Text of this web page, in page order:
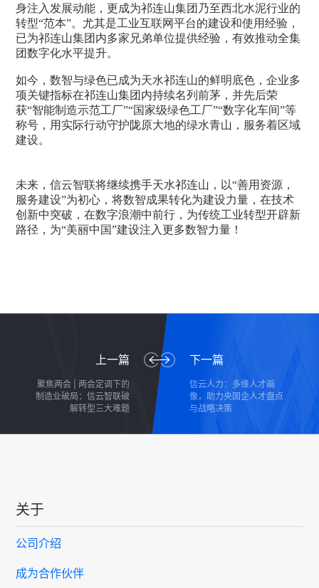
身注入发展动能，更成为祁连山集团乃至西北水泥行业的
转型“范本”。尤其是工业互联网平台的建设和使用经验，
已为祁连山集团内多家兄弟单位提供经验，有效推动全集
团数字化水平提升。
如今，数智与绿色已成为天水祁连山的鲜明底色，企业多
项关键指标在祁连山集团内持续名列前茅，并先后荣
获“智能制造示范工厂”“国家级绿色工厂”“数字化车间”等
称号，用实际行动守护陇原大地的绿水青山，服务着区域
建设。
未来，信云智联将继续携手天水祁连山，以“善用资源，
服务建设”为初心，将数智成果转化为建设力量，在技术
创新中突破，在数字浪潮中前行，为传统工业转型开辟新
路径，为“美丽中国”建设注入更多数智力量！
上一篇
聚焦两会 | 两会定调下的
制造业破局：信云智联破
解转型三大难题
下一篇
信云人力：多维人才画
像，助力央国企人才盘点
与战略决策
关于
公司介绍
成为合作伙伴